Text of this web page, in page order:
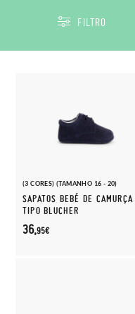
FILTRO
(3 CORES) (TAMANHO 16 - 20)
SAPATOS BEBÉ DE CAMURÇA
TIPO BLUCHER
36,95€